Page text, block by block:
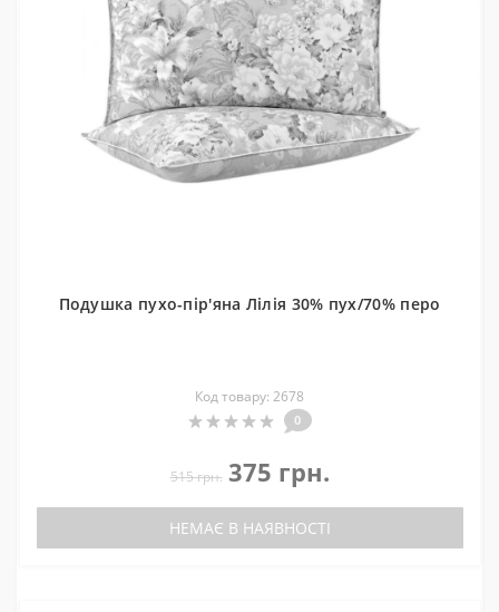
Подушка пухо-пір'яна Лілія 30% пух/70% перо
Код товару: 2678
0
515 грн. 375 грн.
НЕМАЄ В НАЯВНОСТІ